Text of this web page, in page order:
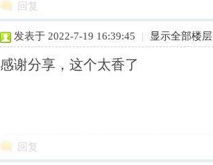
回复
发表于 2022-7-19 16:39:45 | 显示全部楼层
感谢分享，这个太香了
回复